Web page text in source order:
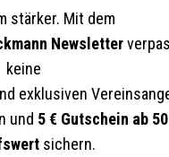
und
stärker. Mit dem
Newsletter
keine
exklusiven
und 5 € Gutschein ab
sichern.